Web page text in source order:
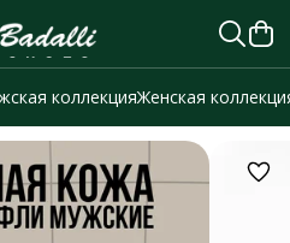
коллекцияЖенская